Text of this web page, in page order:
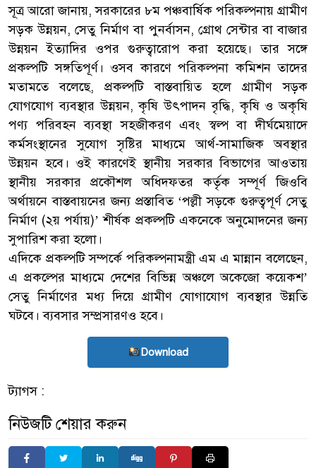
সূত্র আরো জানায়, সরকারের ৮ম পঞ্চবার্ষিক পরিকল্পনায় গ্রামীণ
সড়ক উন্নয়ন, সেতু নির্মাণ বা পুনর্বাসন, গ্রোথ সেন্টার বা বাজার
উন্নয়ন ইত্যাদির ওপর গুরুত্বারোপ করা হয়েছে। তার সঙ্গে
প্রকল্পটি সঙ্গতিপূর্ণ। ওসব কারণে পরিকল্পনা কমিশন তাদের
মতামতে বলেছে, প্রকল্পটি বাস্তবায়িত হলে গ্রামীণ সড়ক
যোগযোগ ব্যবস্থার উন্নয়ন, কৃষি উৎপাদন বৃদ্ধি, কৃষি ও অকৃষি
পণ্য পরিবহন ব্যবস্থা সহজীকরণ এবং স্বল্প বা দীর্ঘমেয়াদে
কর্মসংস্থানের সুযোগ সৃষ্টির মাধ্যমে আর্থ-সামাজিক অবস্থার
উন্নয়ন হবে। ওই কারণেই স্থানীয় সরকার বিভাগের আওতায়
স্থানীয় সরকার প্রকৌশল অধিদফতর কর্তৃক সম্পূর্ণ জিওবি
অর্থায়নে বাস্তবায়নের জন্য প্রস্তাবিত ‘পল্লী সড়কে গুরুত্বপূর্ণ সেতু
নির্মাণ (২য় পর্যায়)’ শীর্ষক প্রকল্পটি একনেকে অনুমোদনের জন্য
সুপারিশ করা হলো।
এদিকে প্রকল্পটি সম্পর্কে পরিকল্পনামন্ত্রী এম এ মান্নান বলেছেন,
এ প্রকল্পের মাধ্যমে দেশের বিভিন্ন অঞ্চলে অকেজো কয়েকশ’
সেতু নির্মাণের মধ্য দিয়ে গ্রামীণ যোগাযোগ ব্যবস্থার উন্নতি
ঘটবে। ব্যবসার সম্প্রসারণও হবে।
Download
ট্যাগস :
নিউজটি শেয়ার করুন